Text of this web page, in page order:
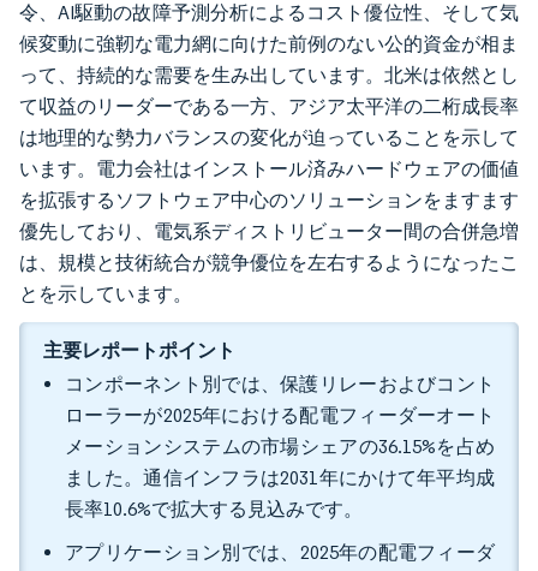
令、AI駆動の故障予測分析によるコスト優位性、そして気
候変動に強靭な電力網に向けた前例のない公的資金が相ま
って、持続的な需要を生み出しています。北米は依然とし
て収益のリーダーである一方、アジア太平洋の二桁成長率
は地理的な勢力バランスの変化が迫っていることを示して
います。電力会社はインストール済みハードウェアの価値
を拡張するソフトウェア中心のソリューションをますます
優先しており、電気系ディストリビューター間の合併急増
は、規模と技術統合が競争優位を左右するようになったこ
とを示しています。
主要レポートポイント
コンポーネント別では、保護リレーおよびコント
ローラーが2025年における配電フィーダーオート
メーションシステムの市場シェアの36.15%を占め
ました。通信インフラは2031年にかけて年平均成
長率10.6%で拡大する見込みです。
アプリケーション別では、2025年の配電フィーダ